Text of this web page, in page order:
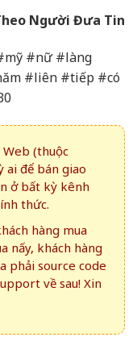
Người Đưa Tin
#nữ #làng
#liên #tiếp #có
(thuộc
ai để bán giao
ở bất kỳ kênh
thức.
hàng mua
nấy, khách hàng
phải source code
về sau! Xin